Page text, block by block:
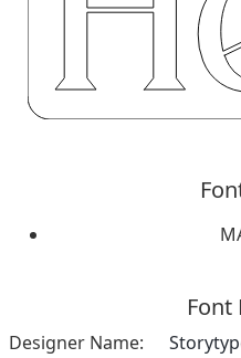
Font
Designer Name: